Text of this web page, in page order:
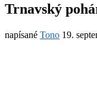
Trnavský
napísané Tono 19.